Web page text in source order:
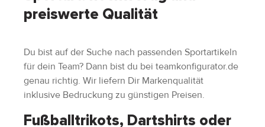
preiswerte Qualität
Du bist auf der Suche nach passenden Sportartikeln
für dein Team? Dann bist du bei teamkonfigurator.de
genau richtig. Wir liefern Dir Markenqualität
inklusive Bedruckung zu günstigen Preisen.
Fußballtrikots, Dartshirts oder